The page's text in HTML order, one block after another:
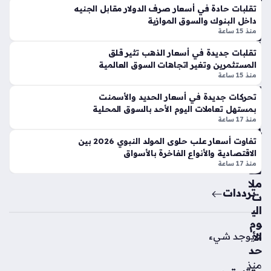
س
ي
يح
س
م
ص
فق
ة
انت
قا
ل
الن
ج
م
الإ
سب
ان
ي
سي
رج
بر
ي
بالأ
س
وا
ق
الم
ص
ري
ة
خلا
ل
تعا
ملا
ت
الي
وم
الأ
حد
منذ
تقلبات حادة في أسعار صرف الدولار مقابل الجنيه
داخل البنوك والسوق الموازية
منذ 15 ساعة
تقلبات جديدة في أسعار الذهب تثير قلق
المستثمرين وتغير اتجاهات السوق العالمية
منذ 15 ساعة
تحركات جديدة في أسعار الحديد والأسمنت
بمستهل تعاملات اليوم الأحد بالسوق المحلية
منذ 17 ساعة
تفاوت أسعار علب حلوى المولد النبوي 2026 بين
الاقتصادية والأنواع الفاخرة بالأسواق
منذ 17 ساعة
ترددات
لا يوجد شيء